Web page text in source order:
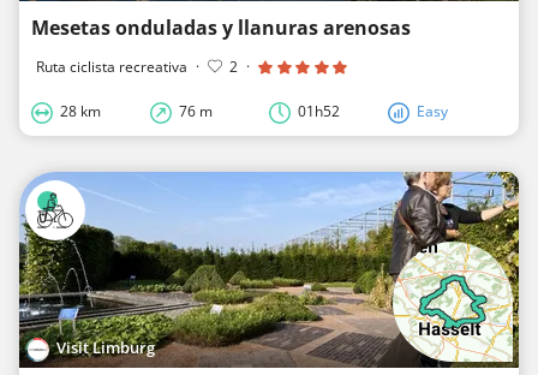
Mesetas onduladas y llanuras arenosas
Ruta ciclista recreativa · 2 ·
28 km 76 m 01h52 Easy
Visit Limburg